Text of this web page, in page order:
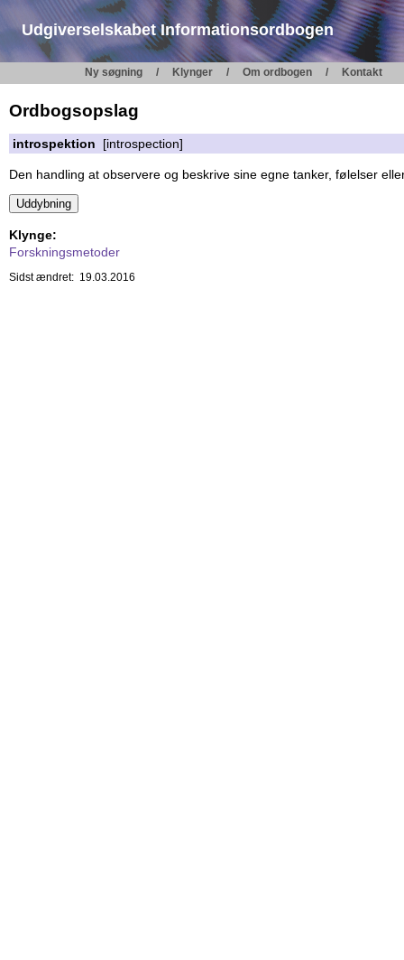
Udgiverselskabet Informationsordbogen
Ny søgning Klynger Om ordbogen Kontakt
Ordbogsopslag
introspektion [introspection]
Den handling at observere og beskrive sine egne tanker, følelser
Klynge:
Forskningsmetoder
Sidst ændret: 19.03.2016